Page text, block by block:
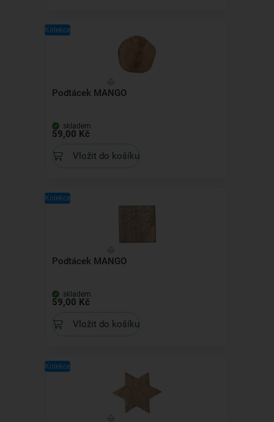
Kolekce
Podtácek MANGO
skladem
59,00 Kč
Vložit do košíku
Kolekce
Podtácek MANGO
skladem
59,00 Kč
Vložit do košíku
Kolekce